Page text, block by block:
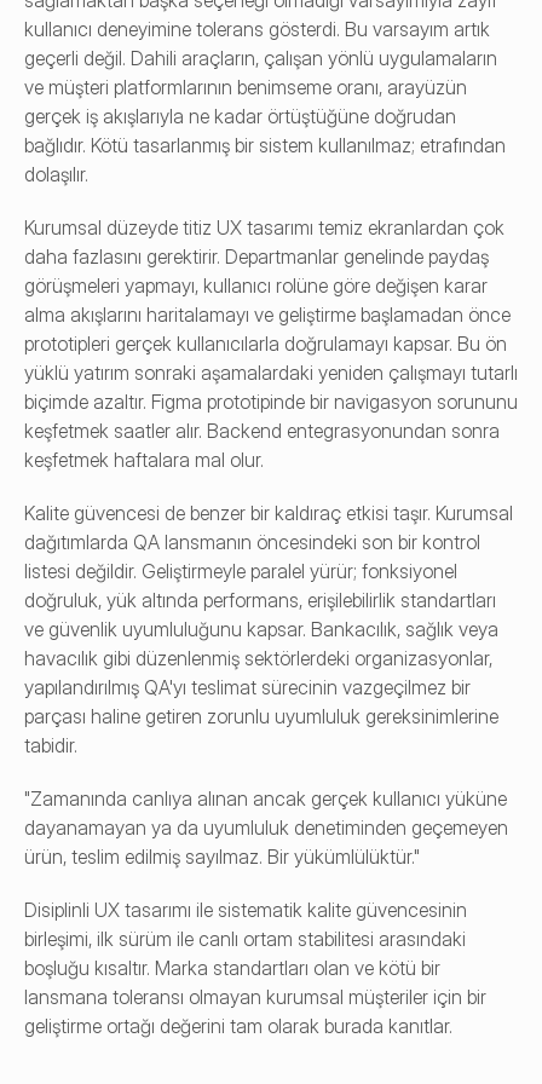
kullanıcı deneyimine tolerans gösterdi. Bu varsayım artık
geçerli değil. Dahili araçların, çalışan yönlü uygulamaların
ve müşteri platformlarının benimseme oranı, arayüzün
gerçek iş akışlarıyla ne kadar örtüştüğüne doğrudan
bağlıdır. Kötü tasarlanmış bir sistem kullanılmaz; etrafından
dolaşılır.
Kurumsal düzeyde titiz UX tasarımı temiz ekranlardan çok
daha fazlasını gerektirir. Departmanlar genelinde paydaş
görüşmeleri yapmayı, kullanıcı rolüne göre değişen karar
alma akışlarını haritalamayı ve geliştirme başlamadan önce
prototipleri gerçek kullanıcılarla doğrulamayı kapsar. Bu ön
yüklü yatırım sonraki aşamalardaki yeniden çalışmayı tutarlı
biçimde azaltır. Figma prototipinde bir navigasyon sorununu
keşfetmek saatler alır. Backend entegrasyonundan sonra
keşfetmek haftalara mal olur.
Kalite güvencesi de benzer bir kaldıraç etkisi taşır. Kurumsal
dağıtımlarda QA lansmanın öncesindeki son bir kontrol
listesi değildir. Geliştirmeyle paralel yürür; fonksiyonel
doğruluk, yük altında performans, erişilebilirlik standartları
ve güvenlik uyumluluğunu kapsar. Bankacılık, sağlık veya
havacılık gibi düzenlenmiş sektörlerdeki organizasyonlar,
yapılandırılmış QA'yı teslimat sürecinin vazgeçilmez bir
parçası haline getiren zorunlu uyumluluk gereksinimlerine
tabidir.
"Zamanında canlıya alınan ancak gerçek kullanıcı yüküne
dayanamayan ya da uyumluluk denetiminden geçemeyen
ürün, teslim edilmiş sayılmaz. Bir yükümlülüktür."
Disiplinli UX tasarımı ile sistematik kalite güvencesinin
birleşimi, ilk sürüm ile canlı ortam stabilitesi arasındaki
boşluğu kısaltır. Marka standartları olan ve kötü bir
lansmana toleransı olmayan kurumsal müşteriler için bir
geliştirme ortağı değerini tam olarak burada kanıtlar.